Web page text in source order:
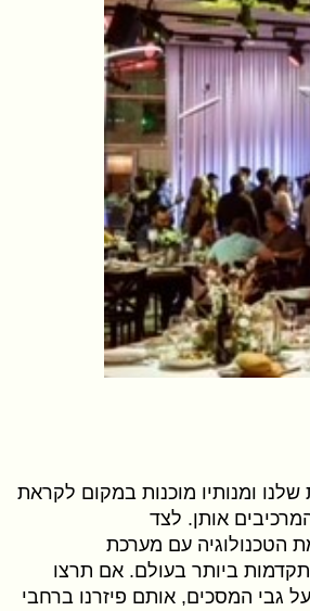
ומנותיו מוכנות במקום לקראת
אותן. לצד
הטכנולוגיה עם מערכת
ביותר בעולם. אם תרצו
גבי המסכים, אותם פיזרנו ברחבי